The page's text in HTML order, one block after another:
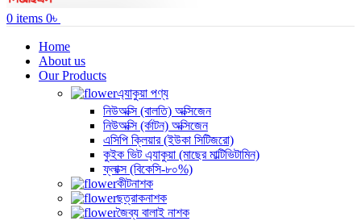
0 items 0৳
Home
About us
Our Products
এ্যাকুয়া পণ্য
নিউঅক্সি (বালতি) অক্সিজেন
নিউঅক্সি (র্কাটন) অক্সিজেন
এসিপি ক্লিয়ার (ইউকা সিটিজরো)
কুইক ভিট এ্যাকুয়া (মাছের মাল্টিভিটামিন)
ফ্লাক্স (বিকেসি-৮০%)
কীটনাশক
ছত্রাকনাশক
জৈব্য বালাই নাশক